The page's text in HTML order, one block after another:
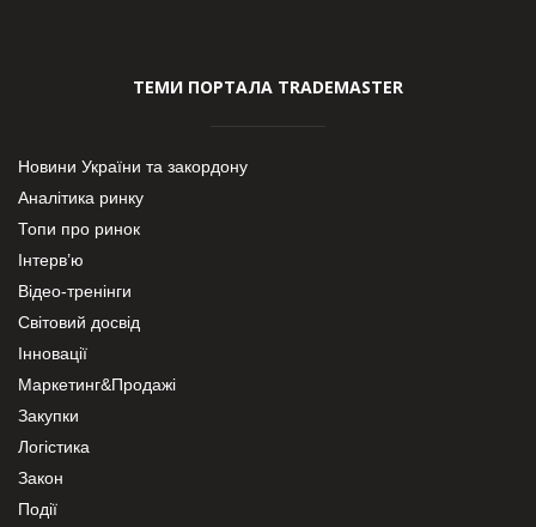
ТЕМИ ПОРТАЛА TRADEMASTER
Новини України та закордону
Аналітика ринку
Топи про ринок
Інтерв’ю
Відео-тренінги
Світовий досвід
Інновації
Маркетинг&Продажі
Закупки
Логістика
Закон
Події